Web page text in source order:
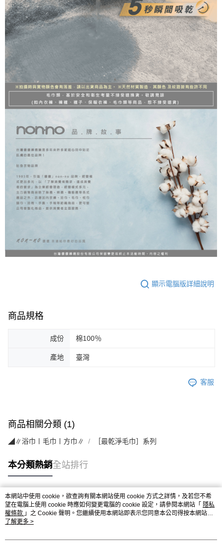
顯示電腦版詳細說明
商品規格
成份 棉100％
產地 臺灣
客服
商品相關分類 (1)
◢∥浴巾〡毛巾〡方巾∥ ［最乾淨毛巾］系列
本分類熱銷全站排行
熱門標籤
本網站中使用 cookie，欲查詢有關本網站使用 cookie 方式之詳情，及若您不希
望在電腦上使用 cookie 時應如何變更電腦的 cookie 設定，請參閱本網站「 隱私
權條款 」之 Cookie 聲明。您繼續使用本網站即表示您同意本公司得按本網站使
用條款之 Cookie 聲明使用 cookie。
了解更多 >